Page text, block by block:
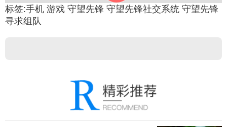
标签:手机 游戏 守望先锋 守望先锋社交系统 守望先锋
寻求组队